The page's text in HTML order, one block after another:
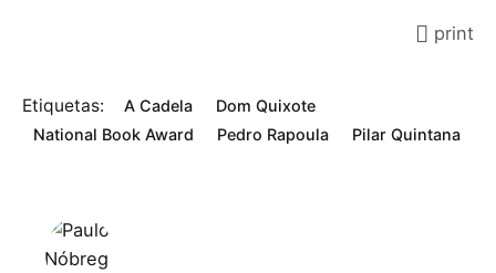
print
Etiquetas: A Cadela
Dom Quixote
National Book Award
Pedro Rapoula Pilar Quintana